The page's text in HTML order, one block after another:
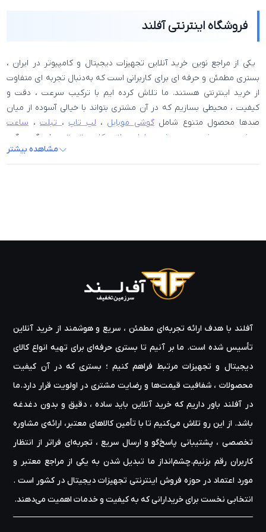
فروشگاه اینترنتی آفلند
یکی از مراجع نوین خرید آنلاین تجهیزات دیجیتال و کامپیوتر در ایران ،
بستری مطمئن و حرفه‌ ای برای کاربرانی است که به‌دنبال تجربه‌ ای متفاوت
از خرید اینترنتی هستند. ما تلاش کرده‌ ایم با ترکیب سرعت ، دقت و
کیفیت ، محیطی بسازیم که در آن مشتری بتواند با خیالی آسوده از میان
صدها محصول متنوع شاملگوشی موبایل ،لپ‌ تاپ،تبلت،ساعت
هوشمند
هدفون و هندزفری لوازم جانبی کامپیوتر
، تجهیزات گیمینگ ،
پاور،خنک‌کننده، و
مانیتور، انتخابی هوشمندانه داشته باشد و خریدی لذت‌ بخش و بی‌ دغدغه
کرده تا هر مشتری پیش از خرید بتواند مطمئن شود محصول انتخابی‌ اش
دسته‌بندی‌ هاست، به‌طوری که شما می‌ توانید چه یک کاربر خانگی باشید
که به‌دنبال یک سیستم اقتصادی و ساده است ، چه یک گیمر حرفه‌ای که
نیاز به یک کیس اسمبل‌شده قدرتمند دارد ، و چه یک تولیدکننده محتوا
مجموعه راهکار مناسب خود را پیدا کنید؛. ما باور داریم انتخاب آگاهانه
نیازمند دسترسی به اطلاعات کامل است ، بنابراین تیم آفلند با تهیه
توضیحات جامع ، محتوای آموزشی و نقد تخصصی ، زمینه تصمیم‌گیری
آگاهانه را برای شما فراهم کرده است. یکی دیگر از ویژگی‌های برجسته آفلند
، ارائه سیستم‌ های اسمبل‌ شده آماده است که توسط کارشناسان حرفه‌ای
طراحی و تست شده‌اند تا کاربران بدون نیاز به دانش فنی پیچیده بتوانند
سیستمی متعادل ، پرقدرت و کارآمد را به‌ سرعت تهیه کنند و از همان روز
بهره ببرند. علاوه بر این ، ما امکان خرید کالاهای دست‌ دوم با کیفیت و
دارای ضمانت را نیز برای آن دسته از مشتریانی که به‌دنبال گزینه‌ ای مقرون‌
به‌ صرفه‌ تر هستند فراهم کرده‌ایم ، تا هر فرد متناسب با بودجه و نیاز
خود بتواند خریدی امن و قابل‌اعتماد داشته باشد. سرعت در ارسال کالا و
مشاهده بیشتر
آفلند با هدف ارائه‌ تجربه‌ای مطمئن ، سریع و هوشمند از خرید آنلاین
تأسیس شده است. ما بر آنیم تا بستری حرفه‌ای برای تهیه‌ انواع کالای
دیجیتال و تجهیزات مرتبط فراهم کنیم ؛ بستری که در آن کیفیت
محصولات ، شفافیت قیمت‌ها و رضایت مشتری در اولویت قرار دارد.ما
در آفلند باور داریم که خرید آنلاین باید ساده ، دقیق و بدون دغدغه
باشد. از این رو تلاش می‌کنیم تا با تأمین کالاهای معتبر، ارائه‌ی مشاوره‌
تخصصی ، پشتیبانی پاسخ‌گو و ارسال سریع ، تجربه‌ای فراتر از انتظار
کاربران رقم بزنیم.چشم‌انداز ما تبدیل شدن به یکی از مراجع معتبر و
مورد اعتماد در حوزه‌ فروش اینترنتی تجهیزات دیجیتال در کشور است .
انتخابی نخست برای خریدارانی که به کیفیت و خدمات اهمیت می‌دهند.